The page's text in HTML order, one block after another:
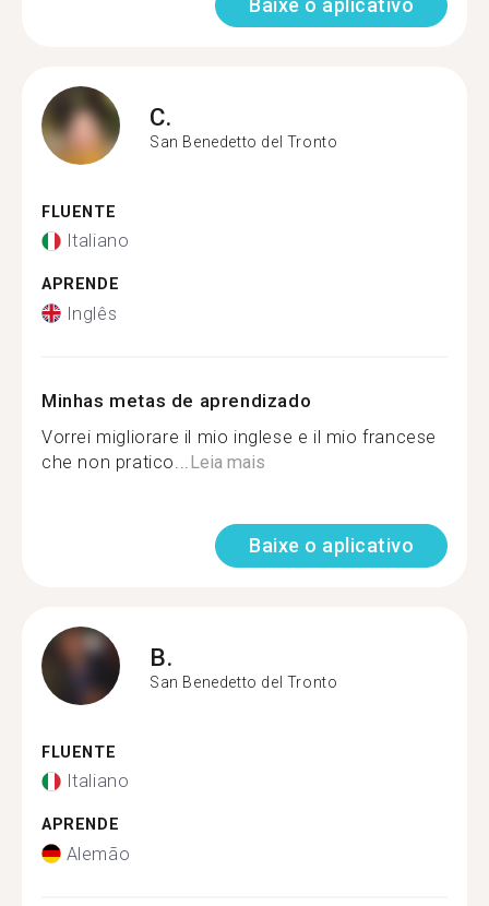
C.
San Benedetto del Tronto
FLUENTE
Italiano
APRENDE
Inglês
Minhas metas de aprendizado
Vorrei migliorare il mio inglese e il mio francese
che non pratico... Leia mais
Baixe o aplicativo
B.
San Benedetto del Tronto
FLUENTE
Italiano
APRENDE
Alemão